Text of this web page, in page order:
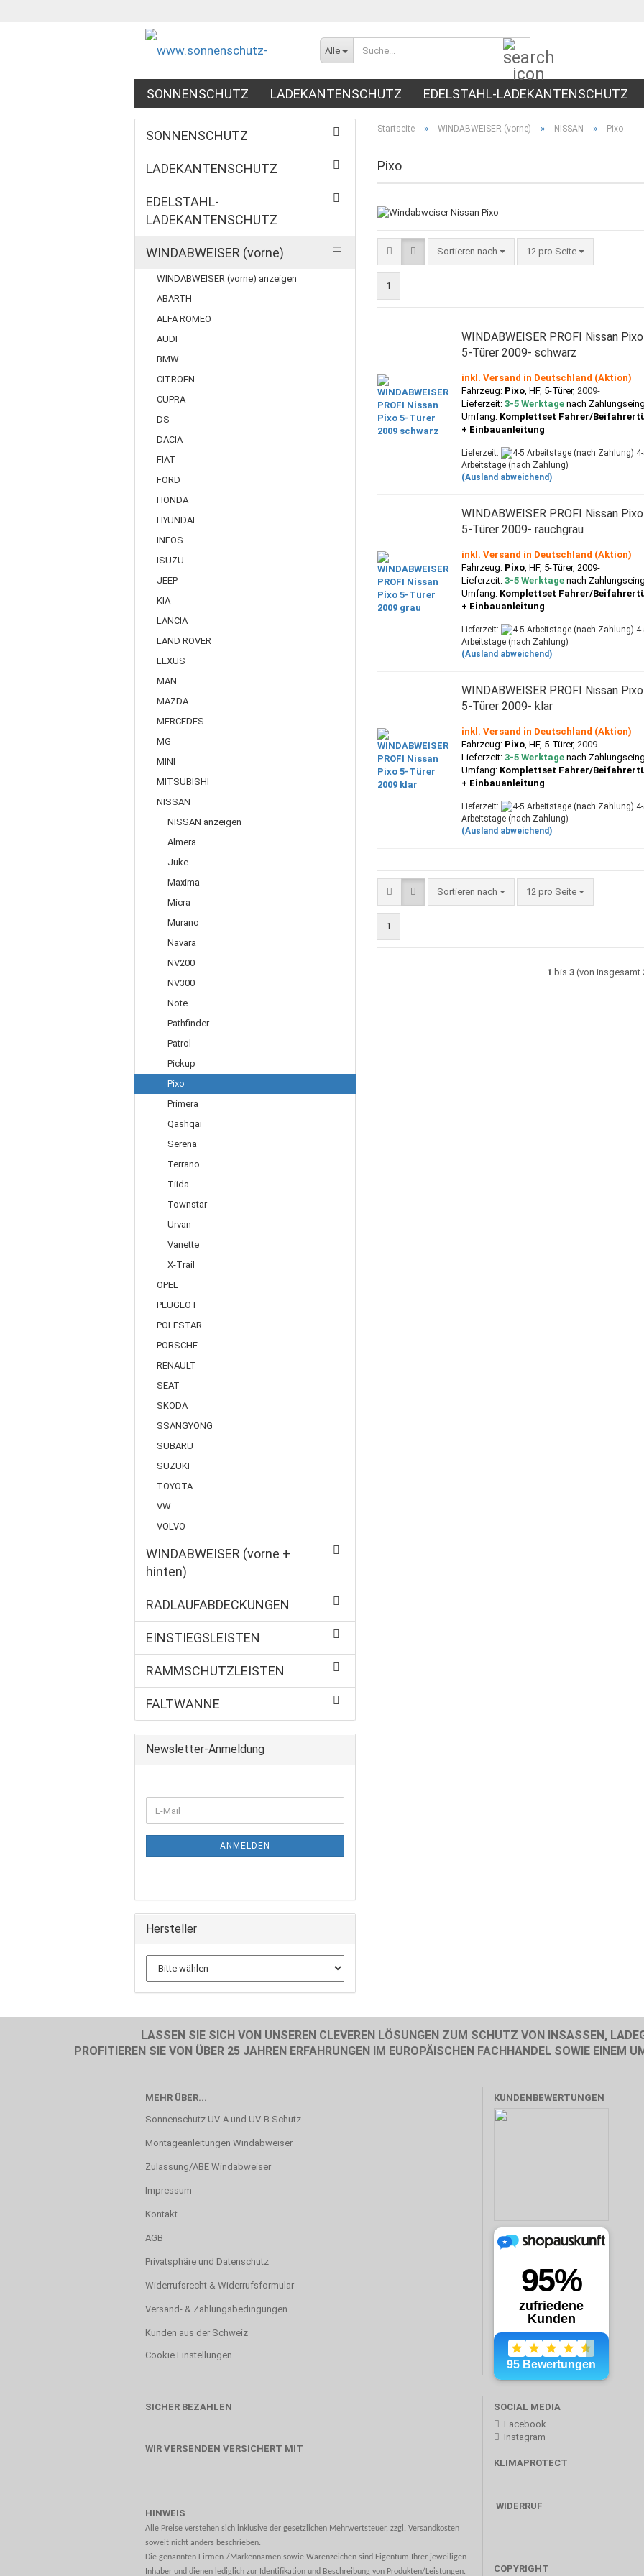
Alle
SONNENSCHUTZ LADEKANTENSCHUTZ
EDELSTAHL-LADEKANTENSCHUTZ
WINDABWEISER (VORNE + HINTEN)
RADLAUFABDECKUNGEN
FALTWANNE
Startseite » WINDABWEISER (vorne) » NISSAN » Pixo
Pixo
Sortieren nach
Sortieren nach 12 pro Seite
pro Seite
1
WINDABWEISER PROFI Nissan
5-Türer 2009- schwarz
inkl. Versand in Deutschland (Aktion)
Fahrzeug: Pixo , HF, 5-Türer, 2009-
Lieferzeit: 3-5 Werktagenach
Umfang: Komplettset Fahrer/
+ Einbauanleitung
Lieferzeit:
Arbeitstage (nach Zahlung)
(Ausland abweichend)
WINDABWEISER PROFI Nissan
5-Türer 2009- rauchgrau
inkl. Versand in Deutschland (Aktion)
Fahrzeug: Pixo , HF, 5-Türer, 2009-
Lieferzeit:3-5 Werktagenach
Umfang: Komplettset Fahrer/
+ Einbauanleitung
Lieferzeit:
Arbeitstage (nach Zahlung)
(Ausland abweichend)
WINDABWEISER PROFI Nissan
5-Türer 2009- klar
inkl. Versand in Deutschland (Aktion)
Fahrzeug: Pixo , HF, 5-Türer, 2009-
Lieferzeit: 3-5 Werktagenach
Umfang: Komplettset Fahrer/
+ Einbauanleitung
Lieferzeit:
Arbeitstage (nach Zahlung)
(Ausland abweichend)
Sortieren nach
Sortieren nach 12 pro Seite
pro Seite
1
1 bis3 (von insgesamt
SONNENSCHUTZ
LADEKANTENSCHUTZ
EDELSTAHL-
LADEKANTENSCHUTZ
WINDABWEISER (vorne)
WINDABWEISER (vorne) anzeigen
ABARTH
ALFA ROMEO
AUDI
BMW
CITROEN
CUPRA
DS
DACIA
FIAT
FORD
HONDA
HYUNDAI
INEOS
ISUZU
JEEP
KIA
LANCIA
LAND ROVER
LEXUS
MAN
MAZDA
MERCEDES
MG
MINI
MITSUBISHI
NISSAN
NISSAN anzeigen
Almera
Juke
Maxima
Micra
Murano
Navara
NV200
NV300
Note
Pathfinder
Patrol
Pickup
Pixo
Primera
Qashqai
Serena
Terrano
Tiida
Townstar
Urvan
Vanette
X-Trail
OPEL
PEUGEOT
POLESTAR
PORSCHE
RENAULT
SEAT
SKODA
SSANGYONG
SUBARU
SUZUKI
TOYOTA
VW
VOLVO
WINDABWEISER (vorne +
hinten)
RADLAUFABDECKUNGEN
EINSTIEGSLEISTEN
RAMMSCHUTZLEISTEN
FALTWANNE
Newsletter-Anmeldung
ZUR
E-
Mail
ANMELDEN
Hersteller
LASSEN SIE SICH VON UNSEREN CLEVEREN LÖSUNGEN ZUM SCHUTZ VON INSASSEN,
PROFITIEREN SIE VON ÜBER 25 JAHREN ERFAHRUNGEN IM EUROPÄISCHEN FACHHANDEL SOWIE EINEM
MEHR ÜBER...
Sonnenschutz UV-A und UV-B Schutz
Montageanleitungen Windabweiser
Zulassung/ABE Windabweiser
Impressum
Kontakt
AGB
Privatsphäre und Datenschutz
Widerrufsrecht & Widerrufsformular
Versand- & Zahlungsbedingungen
Kunden aus der Schweiz
Cookie Einstellungen
KUNDENBEWERTUNGEN
SICHER BEZAHLEN
WIR VERSENDEN VERSICHERT MIT
HINWEIS
Alle Preise verstehen sich inklusive der gesetzlichen Mehrwertsteuer, zzgl. Versandkosten
soweit nicht anders beschrieben.
Die genannten Firmen-/Markennamen sowie Warenzeichen sind Eigentum Ihrer jeweiligen
Inhaber und dienen lediglich zur Identifikation und Beschreibung von Produkten/Leistungen.
SOCIAL MEDIA
Facebook
Instagram
KLIMAPROTECT
WIDERRUF
COPYRIGHT